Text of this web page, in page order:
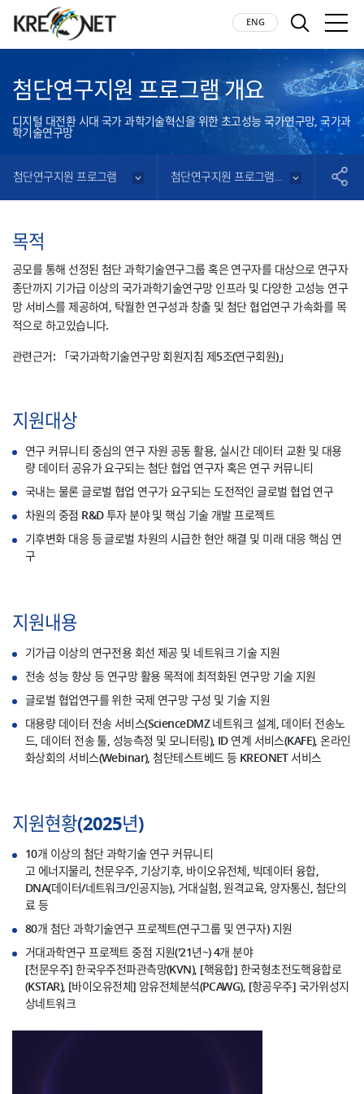
KREONET ENGLISH
검색 모바
첨단연구지원 프로그램 개요
디지털 대전환 시대 국가 과학기술혁신을 위한 초고성능 국가연구망, 국가과
학기술연구망
첨단연구지원 프로그램
첨단연구지원 프로그램 개요
공유
목적
공모를 통해 선정된 첨단 과학기술연구그룹 혹은 연구자를 대상으로 연구자
종단까지 기가급 이상의 국가과학기술연구망 인프라 및 다양한 고성능 연구
망 서비스를 제공하여, 탁월한 연구성과 창출 및 첨단 협업연구 가속화를 목
적으로 하고있습니다.
관련근거: 「국가과학기술연구망 회원지침 제5조(연구회원)」
지원대상
연구 커뮤니티 중심의 연구 자원 공동 활용, 실시간 데이터 교환 및 대용
량 데이터 공유가 요구되는 첨단 협업 연구자 혹은 연구 커뮤니티
국내는 물론 글로벌 협업 연구가 요구되는 도전적인 글로벌 협업 연구
차원의 중점 R&D 투자 분야 및 핵심 기술 개발 프로젝트
기후변화 대응 등 글로벌 차원의 시급한 현안 해결 및 미래 대응 핵심 연
구
지원내용
기가급 이상의 연구전용 회선 제공 및 네트워크 기술 지원
전송 성능 향상 등 연구망 활용 목적에 최적화된 연구망 기술 지원
글로벌 협업연구를 위한 국제 연구망 구성 및 기술 지원
대용량 데이터 전송 서비스(ScienceDMZ 네트워크 설계, 데이터 전송노
드, 데이터 전송 툴, 성능측정 및 모니터링), ID 연계 서비스(KAFE), 온라인
화상회의 서비스(Webinar), 첨단테스트베드 등 KREONET 서비스
지원현황(2025년)
10개 이상의 첨단 과학기술 연구 커뮤니티
고 에너지물리, 천문우주, 기상기후, 바이오유전체, 빅데이터 융합,
DNA(데이터/네트워크/인공지능), 거대실험, 원격교육, 양자통신, 첨단의
료 등
80개 첨단 과학기술연구 프로젝트(연구그룹 및 연구자) 지원
거대과학연구 프로젝트 중점 지원('21년~) 4개 분야
[천문우주] 한국우주전파관측망(KVN), [핵융합] 한국형초전도핵융합로
(KSTAR), [바이오유전체] 암유전체분석(PCAWG), [항공우주] 국가위성지
상네트워크